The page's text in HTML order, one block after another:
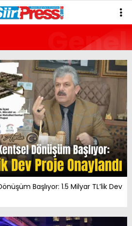
Başlıyor: 1.5 Milyar TL’lik Dev